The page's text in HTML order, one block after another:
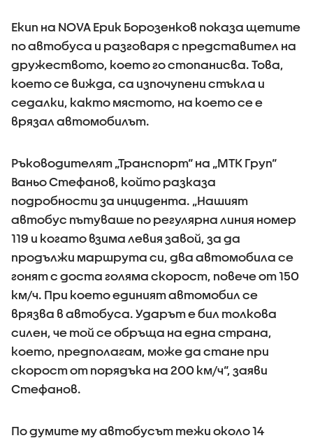
Екип на NOVA Ерик Борозенков показа щетите
по автобуса и разговаря с представител на
дружеството, което го стопанисва. Това,
което се вижда, са изпочупени стъкла и
седалки, както мястото, на което се е
врязал автомобилът.
Ръководителят „Транспорт“ на „МТК Груп“
Ваньо Стефанов, който разказа
подробности за инцидента. „Нашият
автобус пътуваше по регулярна линия номер
119 и когато взима левия завой, за да
продължи маршрута си, два автомобила се
гонят с доста голяма скорост, повече от 150
км/ч. При което единият автомобил се
врязва в автобуса. Ударът е бил толкова
силен, че той се обръща на една страна,
което, предполагам, може да стане при
скорост от порядъка на 200 км/ч“, заяви
Стефанов.
По думите му автобусът тежи около 14